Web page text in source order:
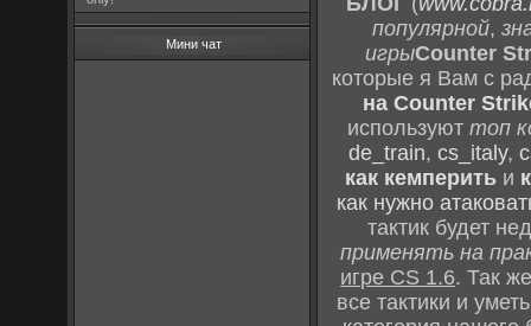
Мини чат
популярной,
игрыCounter
которые я Вам с
на Counter
используют топ
de_train, cs_italy,
как кемперить и
как нужно
тактик будет
применять на
игре CS 1.6. Так
все тактики и